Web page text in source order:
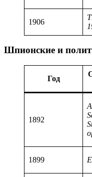
1906
Шпионские и
Год
1892
1899